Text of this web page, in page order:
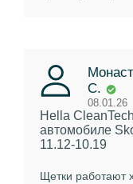
С.
08.01.26
Hella
автомобиле
11.12-10.19
Щетки работают